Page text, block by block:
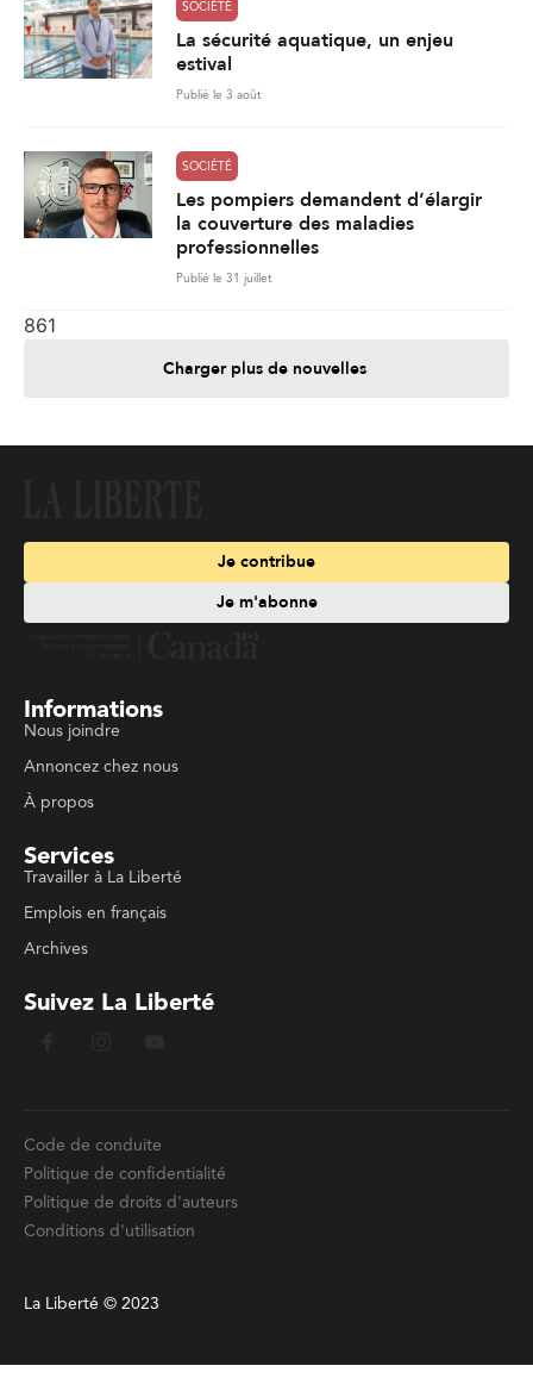
SOCIÉTÉ
La sécurité aquatique, un enjeu
estival
Publié le 3 août
SOCIÉTÉ
Les pompiers demandent d’élargir
la couverture des maladies
professionnelles
Publié le 31 juillet
861
Charger plus de nouvelles
Je contribue
Je m'abonne
Informations
Nous joindre
Annoncez chez nous
À propos
Services
Travailler à La Liberté
Emplois en français
Archives
Suivez La Liberté
Code de conduite
Politique de confidentialité
Politique de droits d'auteurs
Conditions d'utilisation
La Liberté © 2023